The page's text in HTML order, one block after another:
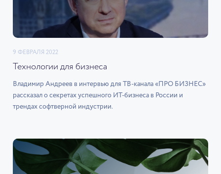
9 ФЕВРАЛЯ 2022
Технологии для бизнеса
Владимир Андреев в интервью для ТВ-канала «ПРО БИЗНЕС»
рассказал о секретах успешного ИТ-бизнеса в России и
трендах софтверной индустрии.